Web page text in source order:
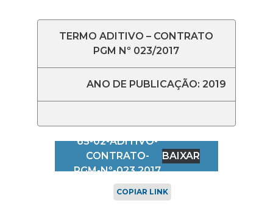
TERMO ADITIVO – CONTRATO
PGM Nº 023/2017
ANO DE PUBLICAÇÃO: 2019
65-02-ADITIVO-
CONTRATO-
PGM-Nº-023.2017
BAIXAR
COPIAR LINK